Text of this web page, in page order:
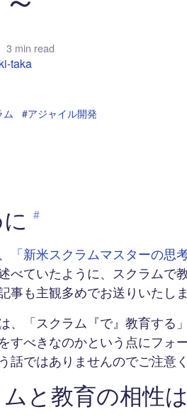
3 min read
taka
ム #アジャイル開発
#
「新米スクラムマスターの思
べていたように、スクラムで
事も主観多めでお送りいたしま
、「スクラム『で』教育する
すべきなのかという点にフォ
話ではありませんのでご注意く
と教育の相性